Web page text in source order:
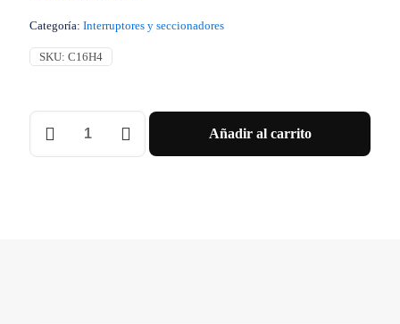
Categoría: Interruptores y seccionadores
SKU: C16H4
Interruptor
Básico
Añadir al carrito